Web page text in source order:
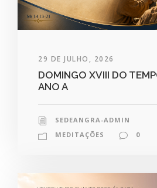
29 DE JULHO, 2026
DOMINGO XVIII DO
ANO A
SEDEANGRA-ADMIN
MEDITAÇÕES
0